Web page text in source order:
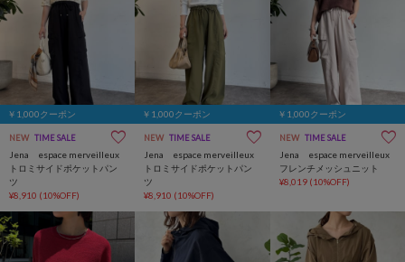
￥1,000クーポン
NEW TIME SALE
Jena espace merveilleux
トロミサイドポケットパン
ツ
¥8,910 (10%OFF)
￥1,000クーポン
NEW TIME SALE
Jena espace merveilleux
トロミサイドポケットパン
ツ
¥8,910 (10%OFF)
￥1,000クーポン
NEW TIME SALE
Jena espace merveilleux
フレンチメッシュニット
¥8,019 (10%OFF)